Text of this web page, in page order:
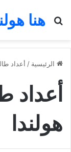
هنا
بحث عن
الرئيسية / أعداد
أعداد
هولندا